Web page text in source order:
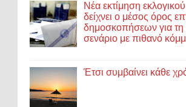
Νέα εκτίμηση
δείχνει ο μέσος όρος
δημοσκοπήσεων για
σενάριο με πιθανό
Έτσι συμβαίνει κάθε